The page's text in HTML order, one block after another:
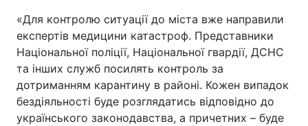
«Для контролю ситуації до міста вже направили
експертів медицини катастроф. Представники
Національної поліції, Національної гвардії, ДСНС
та інших служб посилять контроль за
дотриманням карантину в районі. Кожен випадок
бездіяльності буде розглядатись відповідно до
українського законодавства, а причетних – буде